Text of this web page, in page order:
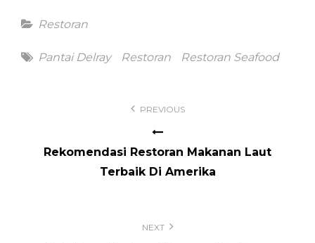
Categories
Restoran
Tags
Pantai Delray Restoran Restoran Seafood
PREVIOUS
Rekomendasi Restoran Makanan Laut
Terbaik Di Amerika
NEXT